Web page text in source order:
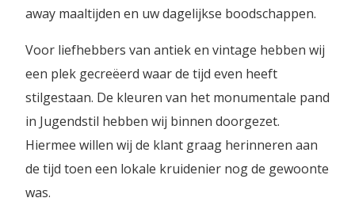
away maaltijden en uw dagelijkse boodschappen.
Voor liefhebbers van antiek en vintage hebben wij
een plek gecreëerd waar de tijd even heeft
stilgestaan. De kleuren van het monumentale pand
in Jugendstil hebben wij binnen doorgezet.
Hiermee willen wij de klant graag herinneren aan
de tijd toen een lokale kruidenier nog de gewoonte
was.